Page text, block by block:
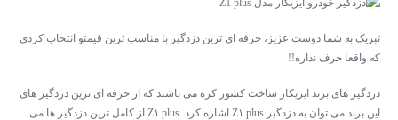
تبریک به شما دوست عزیز، حرفه ای ترین دزدگیر با مناسب ترین قیمتو انتخاب کردی
که واقعا حرف نداره!!
دزدگیر های برند ایزیکار ساخت کشور کره می باشند که از حرفه ای ترین دزدگیر های
این برند می توان به دزدگیر Z۱ plus اشاره کرد. Z۱ plus از کامل ترین دزدگیر ها می